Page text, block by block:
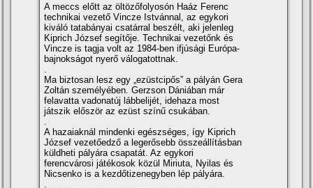
A meccs előtt az öltözőfolyosón Haáz Ferenc
technikai vezető Vincze Istvánnal, az egykori
kiváló tatabányai csatárral beszélt, aki jelenleg
Kiprich József segí­tője. Technikai vezetőnk és
Vincze is tagja volt az 1984-ben ifjúsági Európa-
bajnokságot nyerő válogatottnak.
Ma biztosan lesz egy „ezüstcipős” a pályán Gera
Zoltán személyében. Gerzson Dániában már
felavatta vadonatúj lábbelijét, idehaza most
játszik először az ezüst szí­nű csukában.
A hazaiaknál mindenki egészséges, í­gy Kiprich
József vezetőedző a legerősebb összeállí­tásban
küldheti pályára csapatát. Az egykori
ferencvárosi játékosok közül Miriuta, Nyilas és
Nicsenko is a kezdőtizenegyben lép pályára.